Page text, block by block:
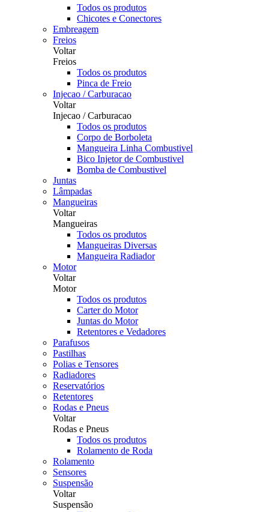
Todos os produtos
Chicotes e Conectores
Embreagem
Freios
Voltar
Freios
Todos os produtos
Pinca de Freio
Injecao / Carburacao
Voltar
Injecao / Carburacao
Todos os produtos
Corpo de Borboleta
Mangueira Linha Combustivel
Bico Injetor de Combustivel
Bomba de Combustivel
Juntas
Lâmpadas
Mangueiras
Voltar
Mangueiras
Todos os produtos
Mangueiras Diversas
Mangueira Radiador
Motor
Voltar
Motor
Todos os produtos
Carter do Motor
Juntas do Motor
Retentores e Vedadores
Parafusos
Pastilhas
Polias e Tensores
Radiadores
Reservatórios
Retentores
Rodas e Pneus
Voltar
Rodas e Pneus
Todos os produtos
Rolamento de Roda
Rolamento
Sensores
Suspensão
Voltar
Suspensão